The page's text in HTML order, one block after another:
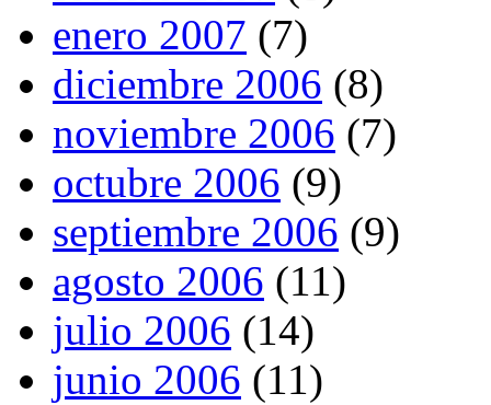
enero 2007 (7)
diciembre 2006 (8)
noviembre 2006 (7)
octubre 2006 (9)
septiembre 2006 (9)
agosto 2006 (11)
julio 2006 (14)
junio 2006 (11)